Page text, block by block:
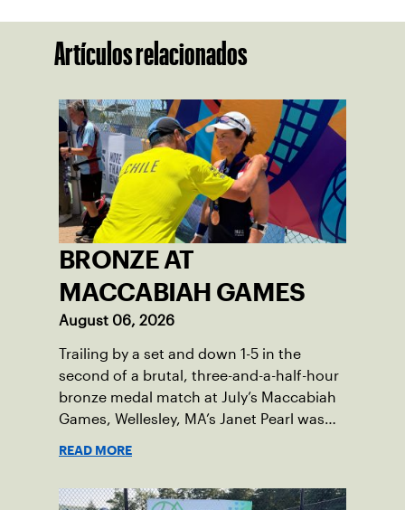
Artículos relacionados
BRONZE AT
MACCABIAH GAMES
August 06, 2026
Trailing by a set and down 1-5 in the
second of a brutal, three-and-a-half-hour
bronze medal match at July’s Maccabiah
Games, Wellesley, MA’s Janet Pearl was
stranger to uphill battles. Fighting
through a painful elbow injury on top of a
READ MORE